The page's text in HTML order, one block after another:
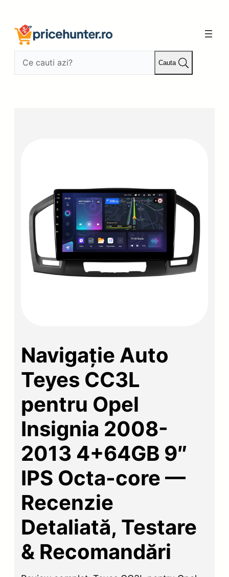
conținut
Cauta
Navigație Auto
Teyes CC3L
pentru Opel
Insignia 2008-
2013 4+64GB 9″
IPS Octa-core —
Recenzie
Detaliată, Testare
& Recomandări